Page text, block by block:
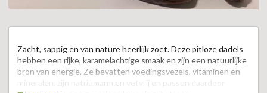
Zacht, sappig en van nature heerlijk zoet. Deze pitloze dadels
hebben een rijke, karamelachtige smaak en zijn een natuurlijke
bron van energie. Ze bevatten voedingsvezels, vitaminen en
mineralen, zijn natriumarm en vetvrij en passen daardoor